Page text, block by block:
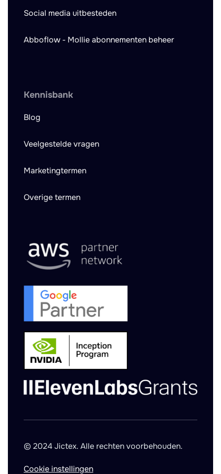
Social media uitbesteden
Abboflow - Mollie abonnementen beheer
Kennisbank
Blog
Veelgestelde vragen
Marketingtermen
Overige termen
© 2024 Jictex. Alle rechten voorbehouden.
Cookie instellingen